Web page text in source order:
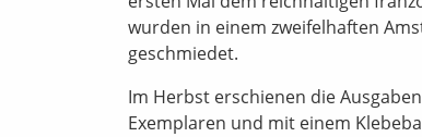
wurden in einem zweifelhaften
geschmiedet.
Im Herbst erschienen die
Exemplaren und mit einem